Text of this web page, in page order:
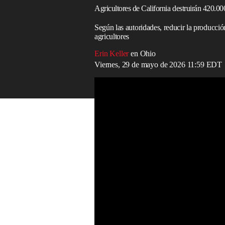
Agricultores de California destruirán
Según las autoridades, reducir la
agricultores
Erin Keller en Ohio
Viernes, 29 de mayo de 2026 11:59 EDT
USDA apoya con ayuda a productores
árboles de durazno de carozo adherido,
La histórica empresa de conservas de
forma definitiva sus fábricas en
Los cierres dejaron a cientos de
de la región. Muchos perdieron
ahora cuentan con muy pocas